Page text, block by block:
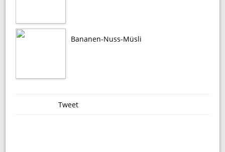
Bananen-Nuss-Müsli
Tweet